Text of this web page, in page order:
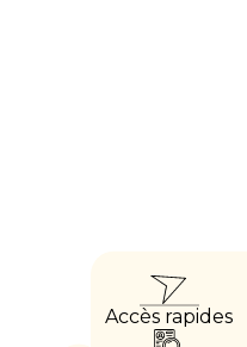
Accès rapides